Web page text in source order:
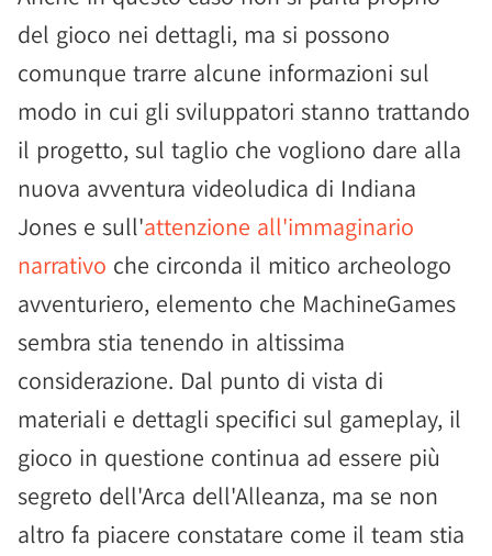
del gioco nei dettagli, ma si possono
comunque trarre alcune informazioni sul
modo in cui gli sviluppatori stanno trattando
il progetto, sul taglio che vogliono dare alla
nuova avventura videoludica di Indiana
Jones e sull'attenzione all'immaginario
narrativo che circonda il mitico archeologo
avventuriero, elemento che MachineGames
sembra stia tenendo in altissima
considerazione. Dal punto di vista di
materiali e dettagli specifici sul gameplay, il
gioco in questione continua ad essere più
segreto dell'Arca dell'Alleanza, ma se non
altro fa piacere constatare come il team stia